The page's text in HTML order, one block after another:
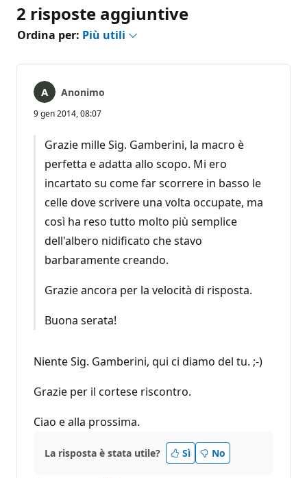
2 risposte aggiuntive
Ordina per: Più utili
Anonimo
9 gen 2014, 08:07
Grazie mille Sig. Gamberini, la macro è
perfetta e adatta allo scopo. Mi ero
incartato su come far scorrere in basso le
celle dove scrivere una volta occupate, ma
così ha reso tutto molto più semplice
dell'albero nidificato che stavo
barbaramente creando.
Grazie ancora per la velocità di risposta.
Buona serata!
Niente Sig. Gamberini, qui ci diamo del tu. ;-)
Grazie per il cortese riscontro.
Ciao e alla prossima.
La risposta è stata utile? Sì No